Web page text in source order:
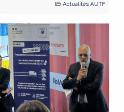
Actualités AUTF